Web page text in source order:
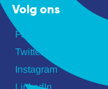
Volg ons
Facebook
Twitter
Instagram
LinkedIn